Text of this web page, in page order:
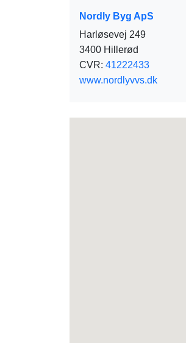
Nordly Byg ApS
Harløsevej 249
3400 Hillerød
CVR: 41222433
www.nordlyvvs.dk